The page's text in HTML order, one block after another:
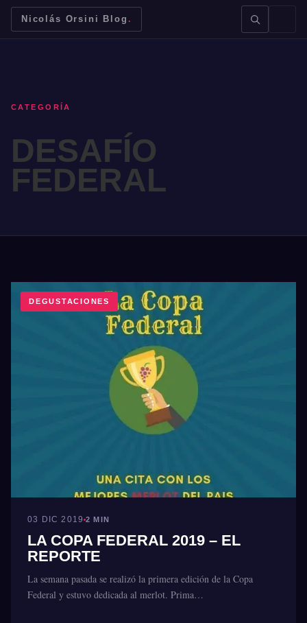
Nicolás Orsini Blog .
CATEGORÍA
DESAFÍO
FEDERAL
DEGUSTACIONES
03 DIC 2019 2 MIN
LA COPA FEDERAL 2019 – EL
REPORTE
La semana pasada se realizó la primera edición de la Copa
Federal y estuvo dedicada al merlot. Prima…